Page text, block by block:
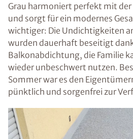
Grau harmoniert perfekt mit der
und sorgt für ein modernes
wichtiger: Die Undichtigkeiten
wurden dauerhaft beseitigt
Balkonabdichtung, die Familie
wieder unbeschwert nutzen.
Sommer war es den
pünktlich und sorgenfrei zur